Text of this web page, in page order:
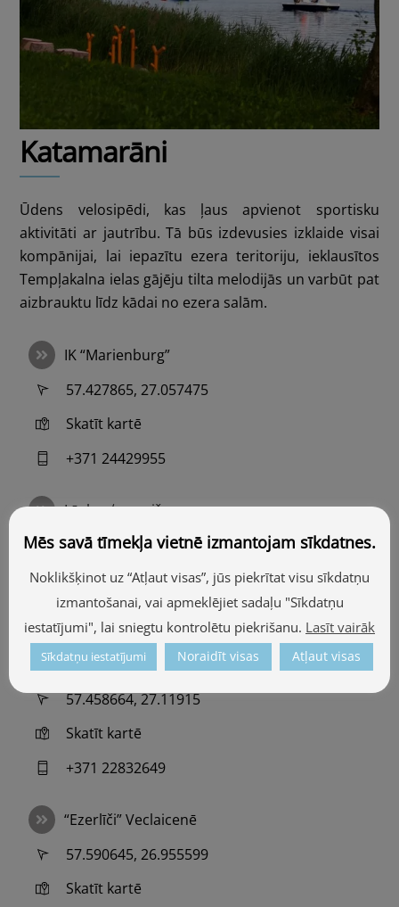
Katamarāni
Ūdens velosipēdi, kas ļaus apvienot sportisku
aktivitāti ar jautrību. Tā būs izdevusies izklaide visai
kompānijai, lai iepazītu ezera teritoriju, ieklausītos
Tempļakalna ielas gājēju tilta melodijās un varbūt pat
aizbrauktu līdz kādai no ezera salām.
IK “Marienburg”
57.427865, 27.057475
Skatīt kartē
+371 24429955
Lāzberģa muiža
57.460461, 27.118075
Skatīt kartē
+371 29166262
“Ezerpļavas” Lāzberģī
57.458664, 27.11915
Skatīt kartē
+371 22832649
“Ezerlīči” Veclaicenē
57.590645, 26.955599
Skatīt kartē
Mēs savā tīmekļa vietnē izmantojam sīkdatnes.
Noklikšķinot uz “Atļaut visas”, jūs piekrītat visu sīkdatņu
izmantošanai, vai apmeklējiet sadaļu "Sīkdatņu
iestatījumi", lai sniegtu kontrolētu piekrišanu. Lasīt vairāk
Sīkdatņu iestatījumi Noraidīt visas Atļaut visas